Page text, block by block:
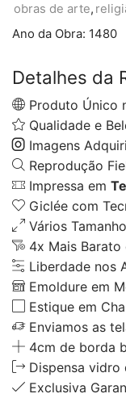
obras de arte,
Ano da Obra: 1480
Detalhes da
Produto Único
Qualidade e
Imagens
Reprodução
Impressa em
Giclée com
Vários
4x Mais Barato
Liberdade nos
Emoldure em
Estique em
Enviamos as
4cm de borda
Dispensa vidro
Exclusiva